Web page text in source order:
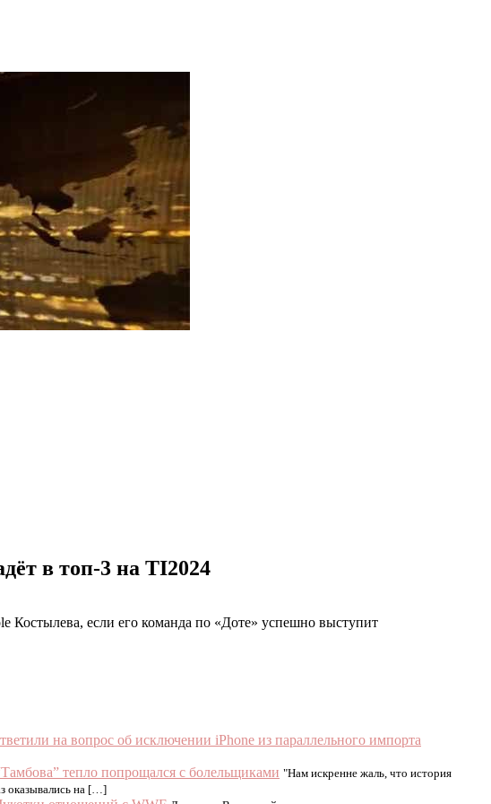
в топ-3 на TI2024
Костылева, если его команда по «Доте» успешно выступит
на вопрос об исключении iPhone из параллельного импорта
тепло попрощался с болельщиками "Нам искренне жаль, что история
оказывались на […]